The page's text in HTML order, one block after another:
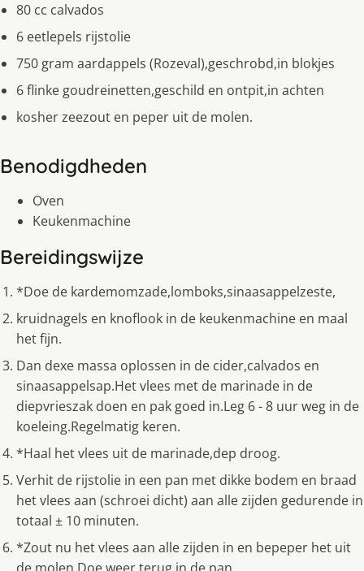
80 cc calvados
6 eetlepels rijstolie
750 gram aardappels (Rozeval),geschrobd,in blokjes
6 flinke goudreinetten,geschild en ontpit,in achten
kosher zeezout en peper uit de molen.
Benodigdheden
Oven
Keukenmachine
Bereidingswijze
*Doe de kardemomzade,lomboks,sinaasappelzeste,
kruidnagels en knoflook in de keukenmachine en maal
het fijn.
Dan dexe massa oplossen in de cider,calvados en
sinaasappelsap.Het vlees met de marinade in de
diepvrieszak doen en pak goed in.Leg 6 - 8 uur weg in de
koeleing.Regelmatig keren.
*Haal het vlees uit de marinade,dep droog.
Verhit de rijstolie in een pan met dikke bodem en braad
het vlees aan (schroei dicht) aan alle zijden gedurende in
totaal ± 10 minuten.
*Zout nu het vlees aan alle zijden in en bepeper het uit